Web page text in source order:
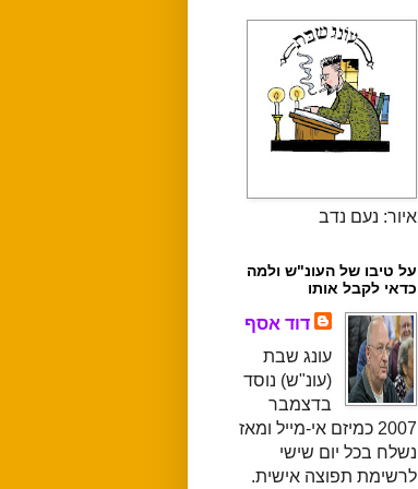
איור: נעם נדב
על טיבו של העונ"ש ולמה
כדאי לקבל אותו
דוד אסף
עונג שבת
(עונ"ש) נוסד
בדצמבר
2007 כמיזם אי-מייל ומאז
נשלח בכל יום שישי
לרשימת תפוצה אישית.